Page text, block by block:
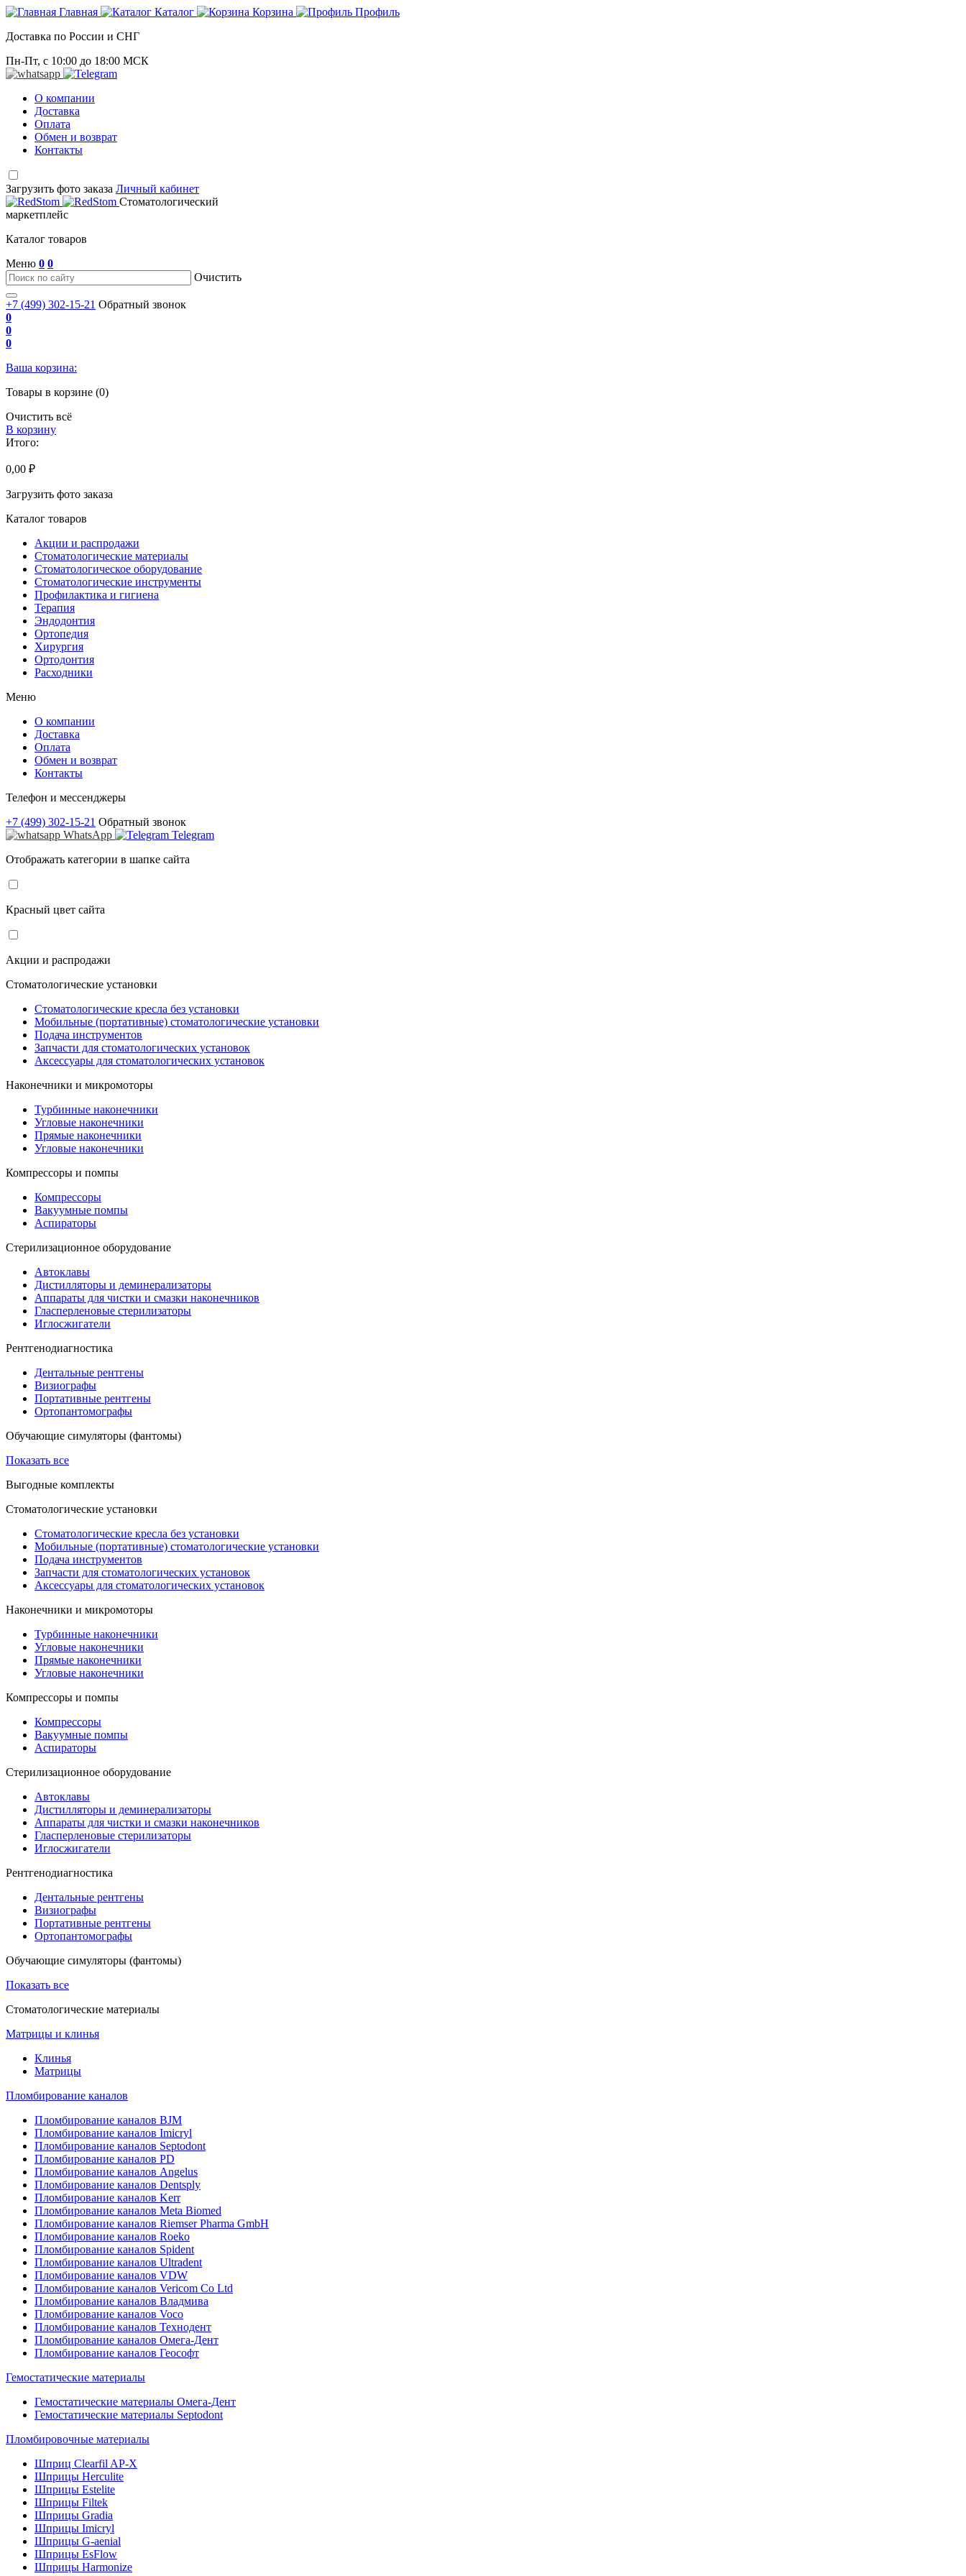
Главная Каталог Корзина
Профиль
Доставка по России и СНГ
Пн-Пт, с 10:00 до 18:00 МСК
О компании
Доставка
Оплата
Обмен и возврат
Контакты
Загрузить фото заказа Личный кабинет
Стоматологический
маркетплейс
Каталог товаров
Меню 0 0
Очистить
+7 (499) 302-15-21 Обратный звонок
0
0
0
Ваша корзина:
Товары в корзине (0)
Очистить всё
В корзину
Итого:
0,00 ₽
Загрузить фото заказа
Каталог товаров
Акции и распродажи
Стоматологические материалы
Стоматологическое оборудование
Стоматологические инструменты
Профилактика и гигиена
Терапия
Эндодонтия
Ортопедия
Хирургия
Ортодонтия
Расходники
Меню
О компании
Доставка
Оплата
Обмен и возврат
Контакты
Телефон и мессенджеры
+7 (499) 302-15-21 Обратный звонок
WhatsApp
Telegram
Отображать категории в шапке сайта
Красный цвет сайта
Акции и распродажи
Стоматологические установки
Стоматологические кресла без установки
Мобильные (портативные) стоматологические установки
Подача инструментов
Запчасти для стоматологических установок
Аксессуары для стоматологических установок
Наконечники и микромоторы
Турбинные наконечники
Угловые наконечники
Прямые наконечники
Угловые наконечники
Компрессоры и помпы
Компрессоры
Вакуумные помпы
Аспираторы
Стерилизационное оборудование
Автоклавы
Дистилляторы и деминерализаторы
Аппараты для чистки и смазки наконечников
Гласперленовые стерилизаторы
Иглосжигатели
Рентгенодиагностика
Дентальные рентгены
Визиографы
Портативные рентгены
Ортопантомографы
Обучающие симуляторы (фантомы)
Показать все
Выгодные комплекты
Стоматологические установки
Стоматологические кресла без установки
Мобильные (портативные) стоматологические установки
Подача инструментов
Запчасти для стоматологических установок
Аксессуары для стоматологических установок
Наконечники и микромоторы
Турбинные наконечники
Угловые наконечники
Прямые наконечники
Угловые наконечники
Компрессоры и помпы
Компрессоры
Вакуумные помпы
Аспираторы
Стерилизационное оборудование
Автоклавы
Дистилляторы и деминерализаторы
Аппараты для чистки и смазки наконечников
Гласперленовые стерилизаторы
Иглосжигатели
Рентгенодиагностика
Дентальные рентгены
Визиографы
Портативные рентгены
Ортопантомографы
Обучающие симуляторы (фантомы)
Показать все
Стоматологические материалы
Матрицы и клинья
Клинья
Матрицы
Пломбирование каналов
Пломбирование каналов BJM
Пломбирование каналов Imicryl
Пломбирование каналов Septodont
Пломбирование каналов PD
Пломбирование каналов Angelus
Пломбирование каналов Dentsply
Пломбирование каналов Kerr
Пломбирование каналов Meta Biomed
Пломбирование каналов Riemser Pharma GmbH
Пломбирование каналов Roeko
Пломбирование каналов Spident
Пломбирование каналов Ultradent
Пломбирование каналов VDW
Пломбирование каналов Vericom Co Ltd
Пломбирование каналов Владмива
Пломбирование каналов Voco
Пломбирование каналов Технодент
Пломбирование каналов Омега-Дент
Пломбирование каналов Геософт
Гемостатические материалы
Гемостатические материалы Омега-Дент
Гемостатические материалы Septodont
Пломбировочные материалы
Шприц Clearfil AP-X
Шприцы Herculite
Шприцы Estelite
Шприцы Filtek
Шприцы Gradia
Шприцы Imicryl
Шприцы G-aenial
Шприцы EsFlow
Шприцы Harmonize